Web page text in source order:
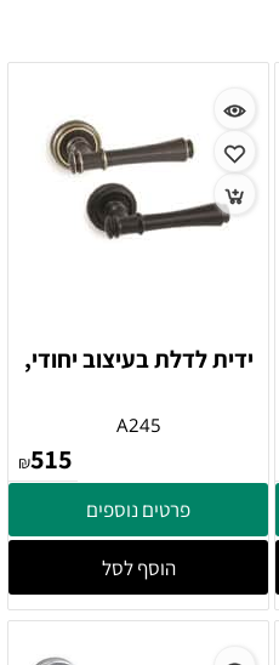
ידית לדלת בעיצוב יחודי,
A245
₪515
פרטים נוספים
הוסף לסל